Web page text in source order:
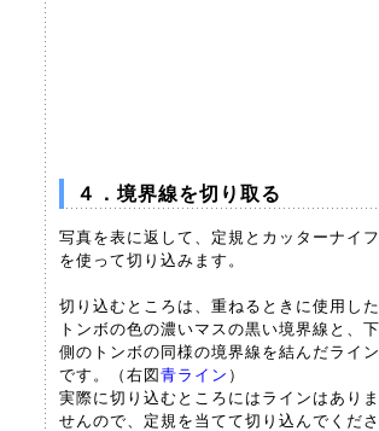
４．境界線を切り取る
写真を表に返して、定規とカッターナイフ
を使って切り込みます。
切り込むところは、重ねるときに使用した
トンボの色の濃いマスの黒い境界線と、下
側のトンボの同様の境界線を結んだライン
です。（右図 青ライン ）
実際に切り込むところにはラインはありま
せんので、定規を当てて切り込んでくださ